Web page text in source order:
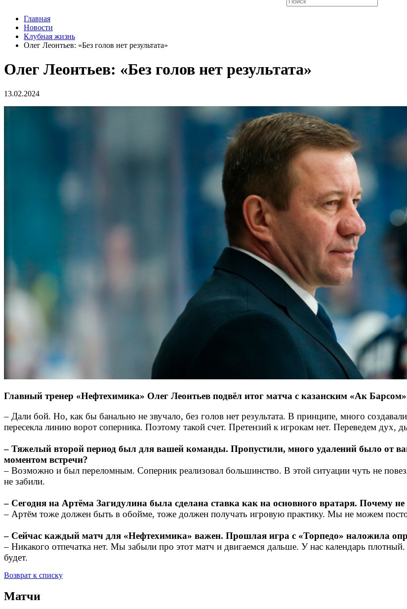
Главная
Новости
Клубная жизнь
Олег Леонтьев: «Без голов нет результата»
Олег Леонтьев: «Без голов нет результата»
13.02.2024
Главный тренер «Нефтехимика» Олег Леонтьев подвёл итог матча с казанским «Ак
– Дали бой. Но, как бы банально не звучало, без голов нет результата. В принципе, много
пересекла линию ворот соперника. Поэтому такой счет. Претензий к игрокам нет. Переведем дух,
– Тяжелый второй период был для вашей команды. Пропустили, много удалений было от
моментом встречи?
– Возможно и был переломным. Соперник реализовал большинство. В этой ситуации чуть не
не забили.
– Сегодня на Артёма Загидулина была сделана ставка как на основного вратаря. Почему
– Артём тоже должен быть в обойме, тоже должен получать игровую практику. Мы не можем
– Сейчас каждый матч для «Нефтехимика» важен. Прошлая игра с «Торпедо» наложила
– Никакого отпечатка нет. Мы забыли про этот матч и двигаемся дальше. У нас календарь
будет.
Возврат к списку
Матчи